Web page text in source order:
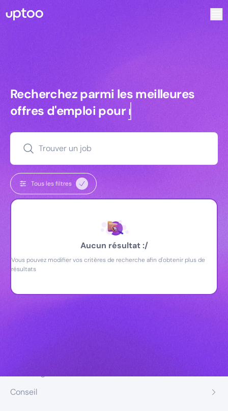
Recherchez parmi les meilleures
Recherchez parmi les meilleures
offres d'emploi pourcommerciaux
Trouver un job
Tous les filtres
Aucun résultat :/
Vous pouvez modifier vos critères de recherche afin d'obtenir plus de
résultats
Conseil